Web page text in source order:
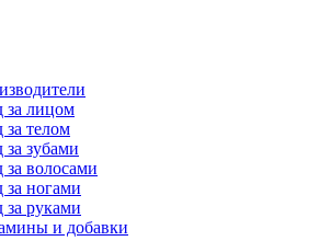
за лицом
за телом
за зубами
за волосами
за ногами
за руками
и добавки